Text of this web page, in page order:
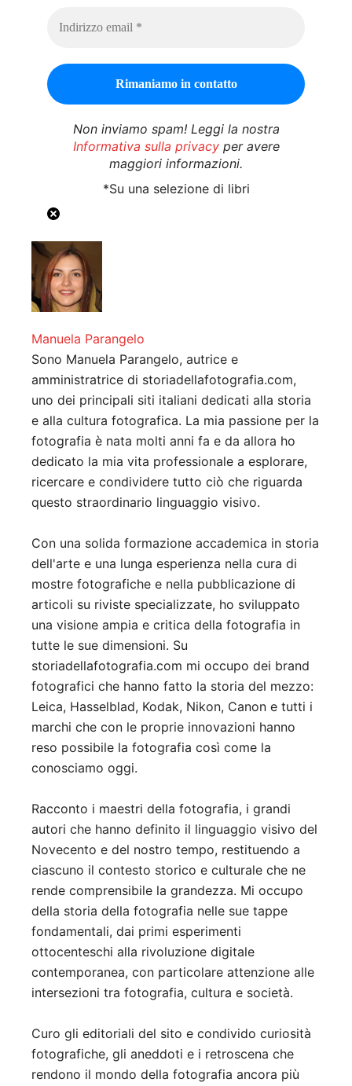
Non inviamo spam! Leggi la nostra
Informativa sulla privacyper avere
maggiori informazioni.
*Su una selezione di libri
Manuela Parangelo
Sono Manuela Parangelo, autrice e
amministratrice di storiadellafotografia.com,
uno dei principali siti italiani dedicati alla storia
e alla cultura fotografica. La mia passione per la
fotografia è nata molti anni fa e da allora ho
dedicato la mia vita professionale a esplorare,
ricercare e condividere tutto ciò che riguarda
questo straordinario linguaggio visivo.
Con una solida formazione accademica in storia
dell'arte e una lunga esperienza nella cura di
mostre fotografiche e nella pubblicazione di
articoli su riviste specializzate, ho sviluppato
una visione ampia e critica della fotografia in
tutte le sue dimensioni. Su
storiadellafotografia.com mi occupo dei brand
fotografici che hanno fatto la storia del mezzo:
Leica, Hasselblad, Kodak, Nikon, Canon e tutti i
marchi che con le proprie innovazioni hanno
reso possibile la fotografia così come la
conosciamo oggi.
Racconto i maestri della fotografia, i grandi
autori che hanno definito il linguaggio visivo del
Novecento e del nostro tempo, restituendo a
ciascuno il contesto storico e culturale che ne
rende comprensibile la grandezza. Mi occupo
della storia della fotografia nelle sue tappe
fondamentali, dai primi esperimenti
ottocenteschi alla rivoluzione digitale
contemporanea, con particolare attenzione alle
intersezioni tra fotografia, cultura e società.
Curo gli editoriali del sito e condivido curiosità
fotografiche, gli aneddoti e i retroscena che
rendono il mondo della fotografia ancora più